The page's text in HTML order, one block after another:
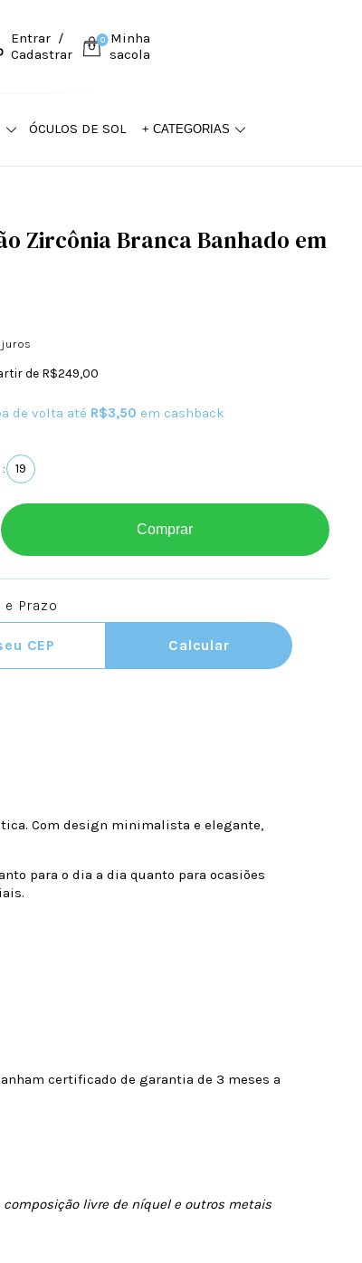
Entrar /
Cadastrar
Minha
sacola
0
ÓCULOS DE SOL + CATEGORIAS
Zircônia Branca Banhado em
de R$249,00
de volta até R$3,50 em cashback
19
Comprar
Prazo
Calcular
Com design minimalista e elegante,
para o dia a dia quanto para ocasiões
certificado de garantia de 3 meses a
livre de níquel e outros metais